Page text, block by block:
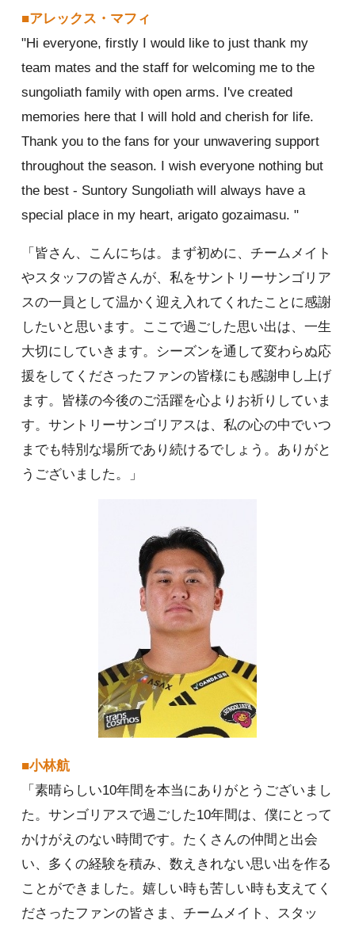
■アレックス・マフィ
"Hi everyone, firstly I would like to just thank my
team mates and the staff for welcoming me to the
sungoliath family with open arms. I've created
memories here that I will hold and cherish for life.
Thank you to the fans for your unwavering support
throughout the season. I wish everyone nothing but
the best - Suntory Sungoliath will always have a
special place in my heart, arigato gozaimasu. "
「皆さん、こんにちは。まず初めに、チームメイト
やスタッフの皆さんが、私をサントリーサンゴリア
スの一員として温かく迎え入れてくれたことに感謝
したいと思います。ここで過ごした思い出は、一生
大切にしていきます。シーズンを通して変わらぬ応
援をしてくださったファンの皆様にも感謝申し上げ
ます。皆様の今後のご活躍を心よりお祈りしていま
す。サントリーサンゴリアスは、私の心の中でいつ
までも特別な場所であり続けるでしょう。ありがと
うございました。」
■小林航
「素晴らしい10年間を本当にありがとうございまし
た。サンゴリアスで過ごした10年間は、僕にとって
かけがえのない時間です。たくさんの仲間と出会
い、多くの経験を積み、数えきれない思い出を作る
ことができました。嬉しい時も苦しい時も支えてく
ださったファンの皆さま、チームメイト、スタッ